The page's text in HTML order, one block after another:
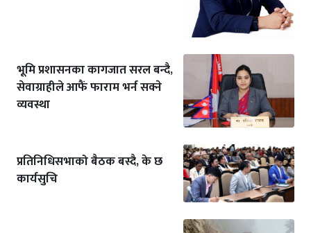
भूमि प्रशासनका कागजात सरल बन्दै,
सेवाग्राहीले आफैं फाराम भर्न सक्ने
व्यवस्था
प्रतिनिधिसभाको बैठक बस्दै, के छ
कार्यसुचि